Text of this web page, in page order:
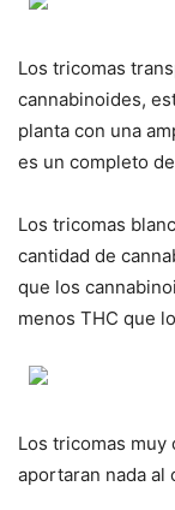
Los tricomas
cannabinoides,
planta con una
es un completo
Los tricomas
cantidad de
que los
menos THC que
Los tricomas muy
aportaran nada al